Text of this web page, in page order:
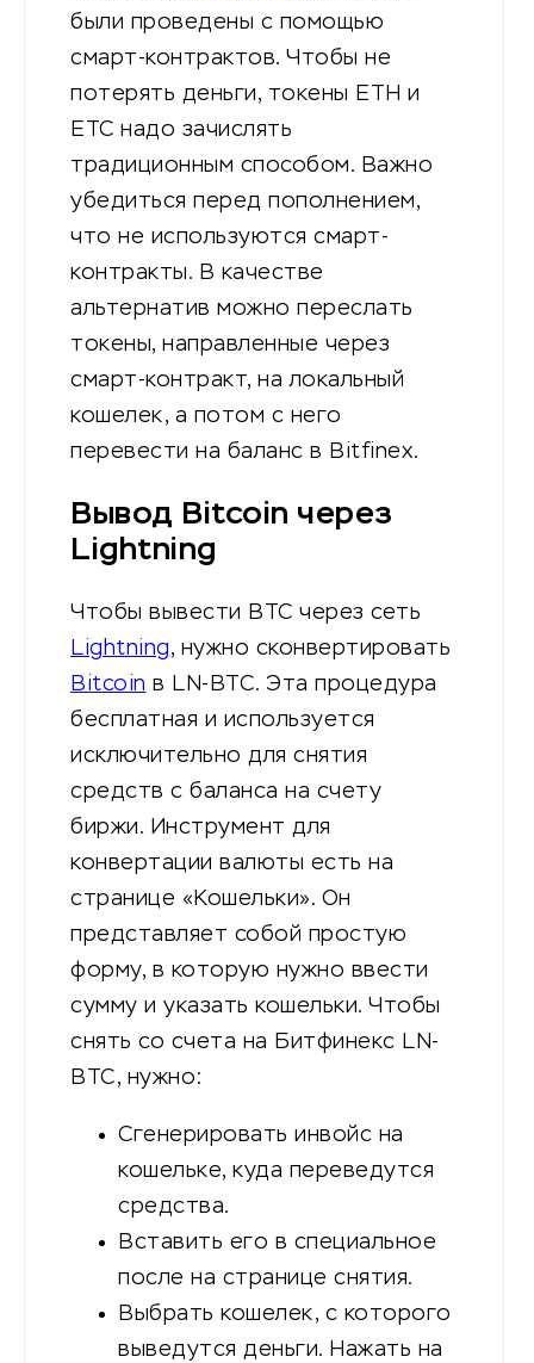
были проведены с помощью
смарт-контрактов. Чтобы не
потерять деньги, токены ETH и
ETC надо зачислять
традиционным способом. Важно
убедиться перед пополнением,
что не используются смарт-
контракты. В качестве
альтернатив можно переслать
токены, направленные через
смарт-контракт, на локальный
кошелек, а потом с него
перевести на баланс в Bitfinex.
Вывод Bitcoin через
Lightning
Чтобы вывести BTC через сеть
Lightning, нужно сконвертировать
Bitcoin в LN-BTC. Эта процедура
бесплатная и используется
исключительно для снятия
средств с баланса на счету
биржи. Инструмент для
конвертации валюты есть на
странице «Кошельки». Он
представляет собой простую
форму, в которую нужно ввести
сумму и указать кошельки. Чтобы
снять со счета на Битфинекс LN-
BTC, нужно:
Сгенерировать инвойс на
кошельке, куда переведутся
средства.
Вставить его в специальное
после на странице снятия.
Выбрать кошелек, с которого
выведутся деньги. Нажать на